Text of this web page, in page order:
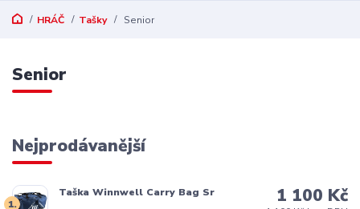
HRÁČ Tašky Senior
Senior
Nejprodávanější
1.
Taška Winnwell Carry Bag Sr 1 100 Kč